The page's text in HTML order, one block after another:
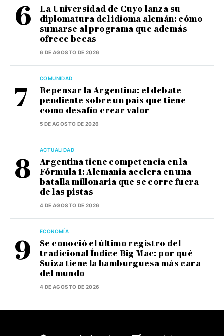
La Universidad de Cuyo lanza su
diplomatura del idioma alemán: cómo
sumarse al programa que además
ofrece becas
6 DE AGOSTO DE 2026
COMUNIDAD
Repensar la Argentina: el debate
pendiente sobre un país que tiene
como desafío crear valor
5 DE AGOSTO DE 2026
ACTUALIDAD
Argentina tiene competencia en la
Fórmula 1: Alemania acelera en una
batalla millonaria que se corre fuera
de las pistas
4 DE AGOSTO DE 2026
ECONOMÍA
Se conoció el último registro del
tradicional Índice Big Mac: por qué
Suiza tiene la hamburguesa más cara
del mundo
4 DE AGOSTO DE 2026